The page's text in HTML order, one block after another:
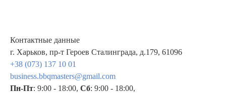
Контактные данные
г. Харьков, пр-т Героев Сталинграда, д.179, 61096
+38 (073) 137 10 01
business.bbqmasters@gmail.com
Пн-Пт: 9:00 - 18:00, Сб: 9:00 - 18:00,